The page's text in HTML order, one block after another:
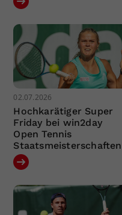
02.07.2026
Hochkarätiger Super
Friday bei win2day
Open Tennis
Staatsmeisterschaften